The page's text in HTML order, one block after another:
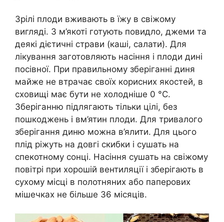
Зрілі плоди вживають в їжу в свіжому
вигляді. З м’якоті готують повидло, джеми та
деякі дієтичні страви (каші, салати). Для
лікування заготовляють насіння і плоди дині
посівної. При правильному зберіганні диня
майже не втрачає своїх корисних якостей, в
сховищі має бути не холодніше 0 °C.
Зберіганню підлягають тільки цілі, без
пошкоджень і вм’ятин плоди. Для тривалого
зберігання диню можна в’ялити. Для цього
плід ріжуть на довгі скибки і сушать на
спекотному сонці. Насіння сушать на свіжому
повітрі при хорошій вентиляції і зберігають в
сухому місці в полотняних або паперових
мішечках не більше 36 місяців.